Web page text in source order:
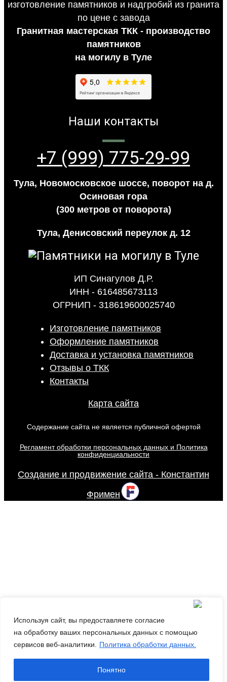
Используя сайт, вы предоставляете согласие
на обработку ваших персональных данных с помощью
сервисов веб-аналитики.
Политика обработки данных.
Понятно
Гранитная мастерская ТКК - производство
памятников
на могилу в Туле
Наши контакты
+7 (999) 775-29-99
Тула, Новомосковское шоссе, поворот на д.
Осиновая гора
(300 метров от поворота)
Тула, Денисовский переулок д. 12
ИП Синагулов Д.Р.
ИНН - 616485673113
ОГРНИП - 318619600025740
Изготовление памятников
Оформление памятников
Доставка и установка памятников
Отзывы о ТКК
Контакты
Карта сайта
Содержание сайта не является публичной офертой
Регламент обработки персональных данных и Политика
конфиденциальности
Создание и продвижение сайта - Константин
Фримен